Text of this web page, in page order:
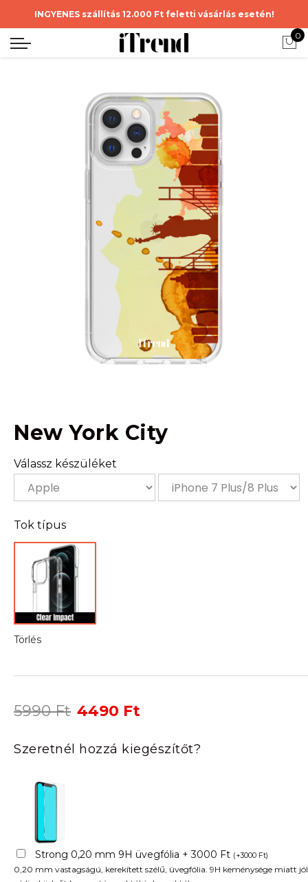
INGYENES szállítás 12.000 Ft feletti vásárlás esetén!
0
New York City
Válassz készüléket
Tok típus
Törlés
5990Ft Original
was:
5990 Ft.
4490 Ft
is:
4490 Ft.
Szeretnél hozzá kiegészítőt?
Strong 0,20 mm 9H üvegfólia + 3000 Ft (+3000 Ft)
0,20 mm vastagságú, kerekített szélű, üvegfólia. 9H keménysége miatt jól